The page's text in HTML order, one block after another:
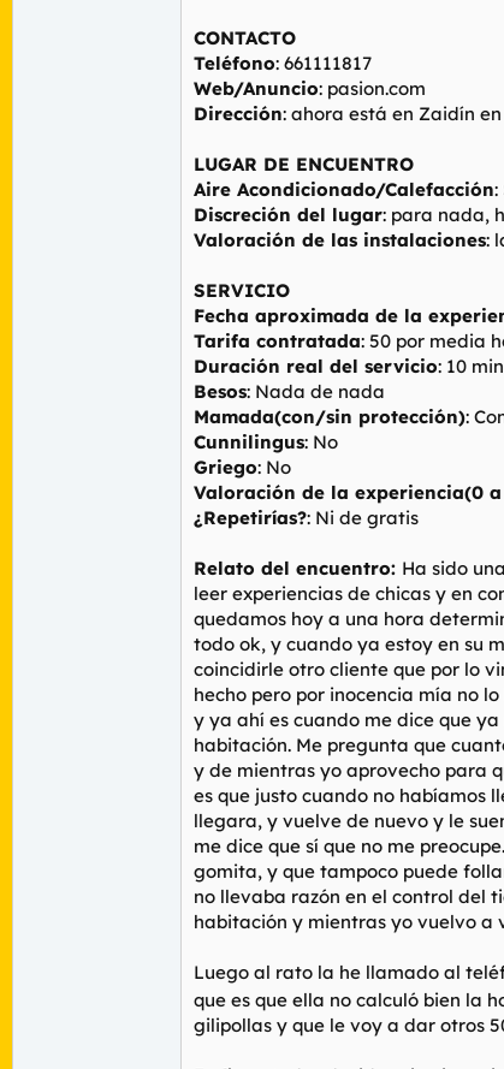
CONTACTO
Teléfono: 661111817
Web/Anuncio: pasion.com
Dirección: ahora está en Zaidín
LUGAR DE ENCUENTRO
Aire Acondicionado/Calefacción:
Discreción del lugar: para nada,
Valoración de las instalaciones:
SERVICIO
Fecha aproximada de la
Tarifa contratada: 50 por media
Duración real del servicio: 10
Besos: Nada de nada
Mamada(con/sin protección):
Cunnilingus: No
Griego: No
Valoración de la experiencia(0 a
¿Repetirías?: Ni de gratis
Relato del encuentro: Ha sido
leer experiencias de chicas y en
quedamos hoy a una hora
todo ok, y cuando ya estoy en su
coincidirle otro cliente que por lo
hecho pero por inocencia mía no
y ya ahí es cuando me dice que
habitación. Me pregunta que
y de mientras yo aprovecho para
es que justo cuando no habíamos
llegara, y vuelve de nuevo y le
me dice que sí que no me
gomita, y que tampoco puede
no llevaba razón en el control del
habitación y mientras yo vuelvo a
Luego al rato la he llamado al
que es que ella no calculó bien la
gilipollas y que le voy a dar otros